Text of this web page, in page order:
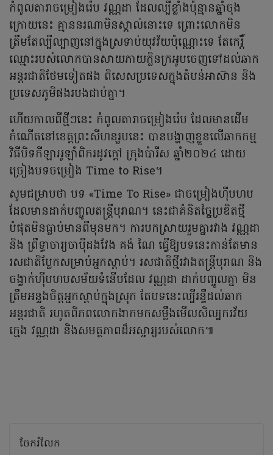
កំពូលតារាចម្រៀងរ៉េប វណ្ណដា ដែលល្បីខ្លាំងប៉ុន្មានឆ្នាំចុង
ក្រោយនេះ គ្មាននរណាមិនស្គាល់នោះទេ ព្រោះលោកមិន
ត្រឹមតែល្បីល្បាញនៅក្នុងស្រទាប់យុវវ័យប៉ុណ្ណោះទេ តែកេរ្តិ៍
ឈ្មោះរបស់លោកបានសាយភាយក្លិនក្រអូបចេញទៅដល់ឆាក
អន្តរជាតិថែមទៀតផង ពិសេសប្រទេសក្នុងតំបន់អាស៊ាន និង
ប្រទេសភូមិផងរបងជាប់គ្នា។
ហើយកាលពីថ្មីៗនេះ កំពូលតារាចម្រៀងរ៉េប ដែលមានដើម
កំណើតនៅខេត្តព្រះសីហនុរូបនេះ បានបង្ហាញខ្លួនលើឆាកកម្ម
វិធីបិទកីឡាអូឡាំពិករដូវក្តៅ ក្រុងប៉ារីស ឆ្នាំ២០២៤ ដោយ
ច្រៀងបទចម្រៀង Time to Rise។
សូមជម្រាបថា បទ «Time To Rise» ជាចម្រៀងហ៊ីបហប
ដែលមានដាក់បញ្ចូលតន្ត្រីបុរាណ។ នេះជាគំនិតច្នៃប្រឌិតថ្មី
បំផុតមិនធ្លាប់មានពីមុនមក។ ការបកស្រាយរួមគ្នារវាង វណ្ណដា
និង ព្រឹទ្ធាចារ្យចាប៉ីដងវែង គង់ ណៃ ធ្វើឱ្យបទនេះកាន់តែមាន
រសជាតិប្លែកសម្រាប់អ្នកស្តាប់។ រសជាតិថ្មីរវាងតន្ត្រីបុរាណ និង
ចង្វាក់ហ៊ីបហបសម័យទំនើបដែល វណ្ណដា ដាក់បញ្ចូលគ្នា មិន
ត្រឹមអន្ទងចិត្តអ្នកស្តាប់ក្នុងស្រុក តែបទនេះល្បីរន្ទឺដល់ឆាក
អន្តរជាតិ រហូតពិភពលោកងាកមកសម្លឹងមើលសិល្បករវ័យ
ក្មេង វណ្ណដា និងសមត្ថភាពដ៏អស្ចារ្យរបស់លោក៕
ចែករំលែក